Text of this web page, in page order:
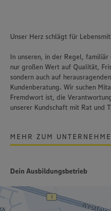
Unser Herz schlägt für
In unseren, in der Regel,
nur großen Wert auf Qualität,
sondern auch auf
Kundenberatung. Wir suchen
Fremdwort ist, die
unserer Kundschaft mit Rat und
MEHR ZUM
Dein Ausbildungsbetrieb